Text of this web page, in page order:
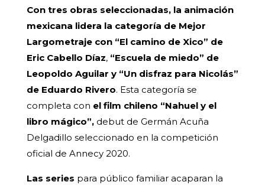
Con tres obras seleccionadas, la animación
mexicana lidera la categoría de Mejor
Largometraje con “El camino de Xico” de
Eric Cabello Díaz, “Escuela de miedo” de
Leopoldo Aguilar y “Un disfraz para Nicolás”
de Eduardo Rivero. Esta categoría se
completa con el film chileno “Nahuel y el
libro mágico”,debut de Germán Acuña
Delgadillo seleccionado en la competición
oficial de Annecy 2020.
Las series para público familiar acaparan la